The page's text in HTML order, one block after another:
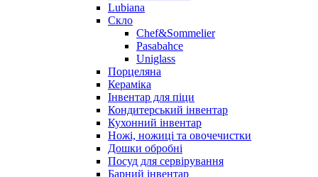
Lubiana
Скло
Chef&Sommelier
Pasabahce
Uniglass
Порцеляна
Кераміка
Інвентар для піци
Кондитерський інвентар
Кухонний інвентар
Ножі, ножиці та овочечистки
Дошки обробні
Посуд для сервірування
Барний інвентар